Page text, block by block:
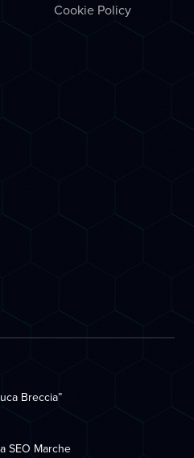
Cookie Policy
Breccia”
SEO Marche